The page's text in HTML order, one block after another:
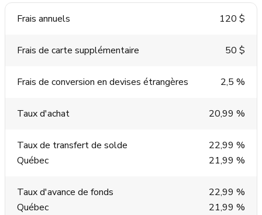
Frais annuels 120 $
Frais de carte supplémentaire 50 $
Frais de conversion en devises étrangères 2,5 %
Taux d'achat 20,99 %
Taux de transfert de solde
22,99 %
Québec
21,99 %
Taux d'avance de fonds
22,99 %
Québec
21,99 %